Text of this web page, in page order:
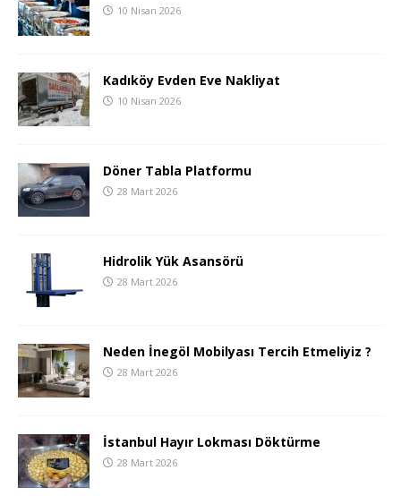
10 Nisan 2026
Kadıköy Evden Eve Nakliyat
10 Nisan 2026
Döner Tabla Platformu
28 Mart 2026
Hidrolik Yük Asansörü
28 Mart 2026
Neden İnegöl Mobilyası Tercih Etmeliyiz ?
28 Mart 2026
İstanbul Hayır Lokması Döktürme
28 Mart 2026